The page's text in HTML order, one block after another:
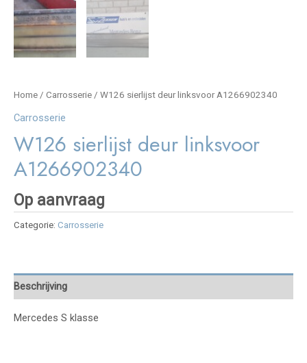
Home / Carrosserie / W126 sierlijst deur linksvoor A1266902340
Carrosserie
W126 sierlijst deur linksvoor
A1266902340
Op aanvraag
Categorie: Carrosserie
Beschrijving
Mercedes S klasse